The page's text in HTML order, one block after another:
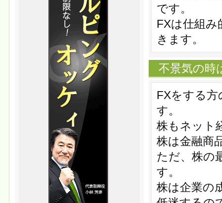
です。
FXは仕組
きます。
不景気の時
FXをする
す。
株もネット
株は金融商
ただ、株の
す。
株は企業の